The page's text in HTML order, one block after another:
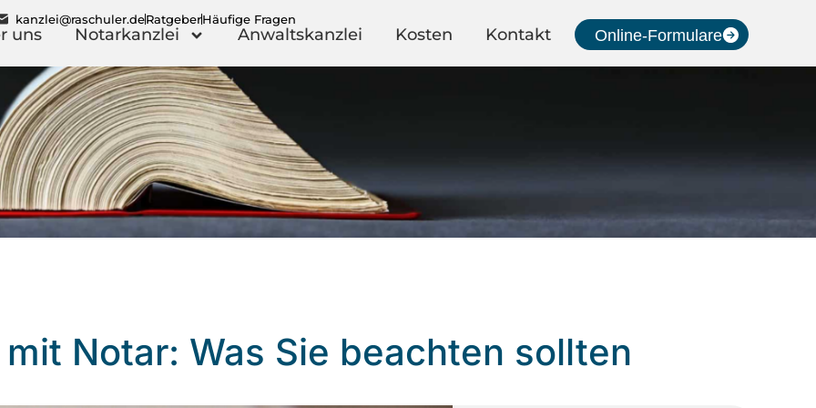
kanzlei@raschuler.deRatgeberHäufige Fragen
uns Notarkanzlei Anwaltskanzlei Kosten Kontakt Online-Formulare
Notar: Was Sie beachten sollten